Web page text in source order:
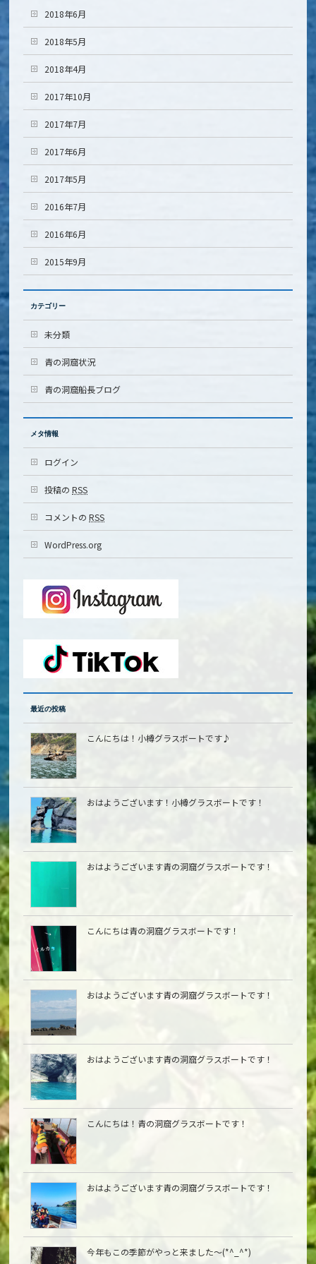
2018年6月
2018年5月
2018年4月
2017年10月
2017年7月
2017年6月
2017年5月
2016年7月
2016年6月
2015年9月
カテゴリー
未分類
青の洞窟状況
青の洞窟船長ブログ
メタ情報
ログイン
投稿のRSS
コメントのRSS
WordPress.org
最近の投稿
こんにちは！小樽グラスボートです♪
おはようございます！小樽グラスボートです！
おはようございます青の洞窟グラスボートです！
こんにちは青の洞窟グラスボートです！
おはようございます青の洞窟グラスボートです！
おはようございます青の洞窟グラスボートです！
こんにちは︎！青の洞窟グラスボートです！
おはようございます青の洞窟グラスボートです！
今年もこの季節がやっと来ました〜(*^_^*)